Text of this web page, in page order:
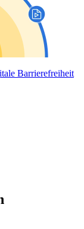
Barrierefreiheit